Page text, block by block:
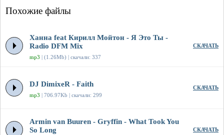
Похожие файлы
Ханна feat Кирилл Мойтон - Я Это Ты -
Radio DFM Mix
mp3 | (1.26Mb) | скачали: 337
СКАЧАТЬ
DJ DimixeR - Faith
mp3 | 706.97Kb | скачали: 299
СКАЧАТЬ
Armin van Buuren - Gryffin - What Took You
So Long
СКАЧАТЬ